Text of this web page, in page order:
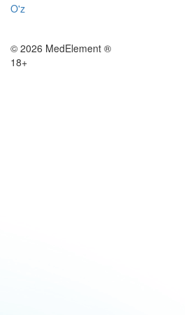
O'z
© 2026 MedElement ®
18+